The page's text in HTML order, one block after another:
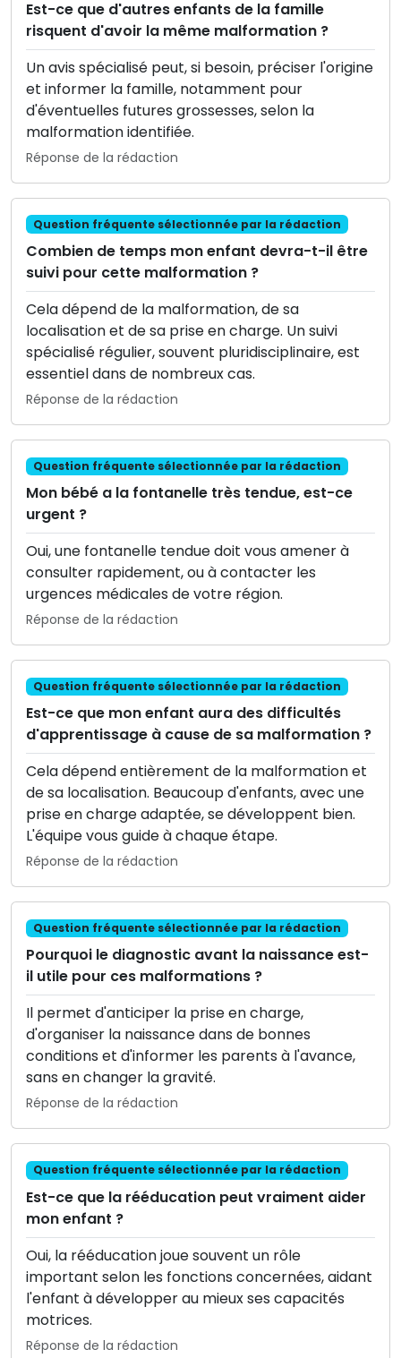
Est-ce que d'autres enfants de la famille
risquent d'avoir la même malformation ?
Un avis spécialisé peut, si besoin, préciser l'origine
et informer la famille, notamment pour
d'éventuelles futures grossesses, selon la
malformation identifiée.
Réponse de la rédaction
Question fréquente sélectionnée par la rédaction
Combien de temps mon enfant devra-t-il être
suivi pour cette malformation ?
Cela dépend de la malformation, de sa
localisation et de sa prise en charge. Un suivi
spécialisé régulier, souvent pluridisciplinaire, est
essentiel dans de nombreux cas.
Réponse de la rédaction
Question fréquente sélectionnée par la rédaction
Mon bébé a la fontanelle très tendue, est-ce
urgent ?
Oui, une fontanelle tendue doit vous amener à
consulter rapidement, ou à contacter les
urgences médicales de votre région.
Réponse de la rédaction
Question fréquente sélectionnée par la rédaction
Est-ce que mon enfant aura des difficultés
d'apprentissage à cause de sa malformation ?
Cela dépend entièrement de la malformation et
de sa localisation. Beaucoup d'enfants, avec une
prise en charge adaptée, se développent bien.
L'équipe vous guide à chaque étape.
Réponse de la rédaction
Question fréquente sélectionnée par la rédaction
Pourquoi le diagnostic avant la naissance est-
il utile pour ces malformations ?
Il permet d'anticiper la prise en charge,
d'organiser la naissance dans de bonnes
conditions et d'informer les parents à l'avance,
sans en changer la gravité.
Réponse de la rédaction
Question fréquente sélectionnée par la rédaction
Est-ce que la rééducation peut vraiment aider
mon enfant ?
Oui, la rééducation joue souvent un rôle
important selon les fonctions concernées, aidant
l'enfant à développer au mieux ses capacités
motrices.
Réponse de la rédaction